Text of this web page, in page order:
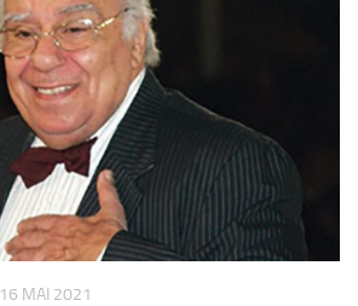
16 MAI 2021